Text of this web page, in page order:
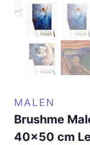
MALEN
Brushme
40×50 cm